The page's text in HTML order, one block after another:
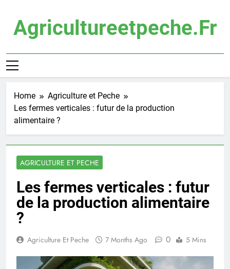
contentAgricultureetpeche.fr
Home
Agriculture et Peche
Les fermes verticales : futur de la production
alimentaire ?
AGRICULTURE ET PECHE
Les fermes verticales : futur
de la production alimentaire
?
Agriculture Et Peche 7 Months Ago 0 5 Mins